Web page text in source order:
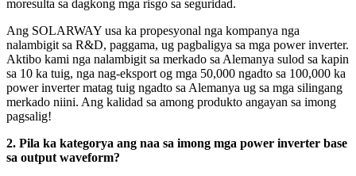
moresulta sa dagkong mga risgo sa seguridad.
Ang SOLARWAY usa ka propesyonal nga kompanya nga
nalambigit sa R&D, paggama, ug pagbaligya sa mga power inverter.
Aktibo kami nga nalambigit sa merkado sa Alemanya sulod sa kapin
sa 10 ka tuig, nga nag-eksport og mga 50,000 ngadto sa 100,000 ka
power inverter matag tuig ngadto sa Alemanya ug sa mga silingang
merkado niini. Ang kalidad sa among produkto angayan sa imong
pagsalig!
2. Pila ka kategorya ang naa sa imong mga power inverter base
sa output waveform?